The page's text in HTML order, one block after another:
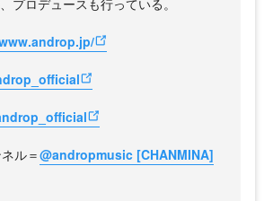
プロデュースも行っている。
ル＝@andropmusic [CHANMINA]